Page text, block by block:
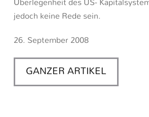
jedoch keine Rede sein.
26. September 2008
GANZER ARTIKEL